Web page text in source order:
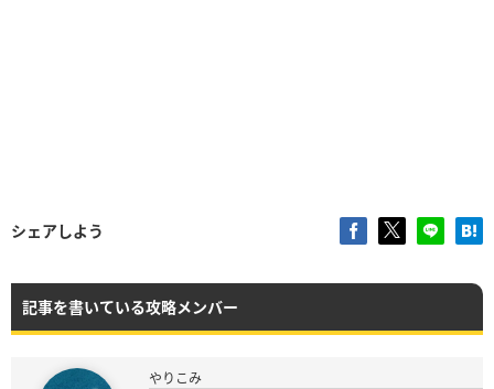
シェアしよう
記事を書いている攻略メンバー
やりこみ